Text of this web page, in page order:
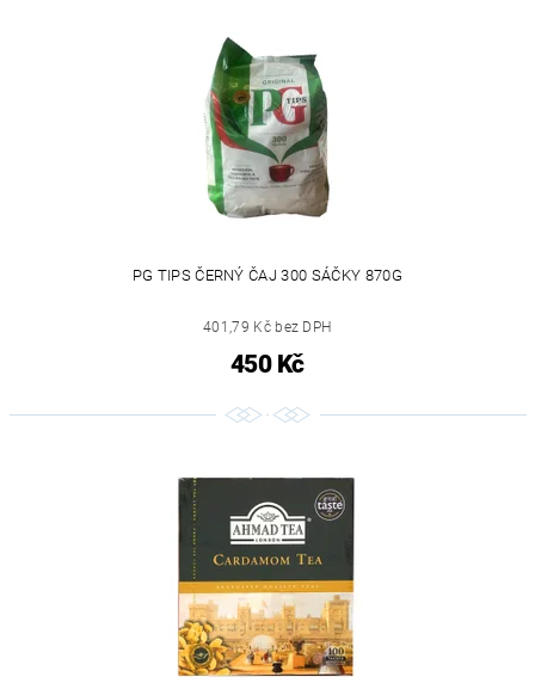
PG TIPS ČERNÝ ČAJ 300 SÁČKY 870G
401,79 Kč bez DPH
450 Kč